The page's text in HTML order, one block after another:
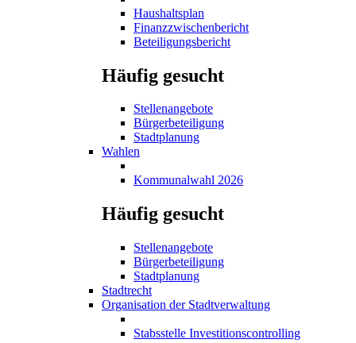
Haushaltsplan
Finanzzwischenbericht
Beteiligungsbericht
Häufig gesucht
Stellenangebote
Bürgerbeteiligung
Stadtplanung
Wahlen
Kommunalwahl 2026
Häufig gesucht
Stellenangebote
Bürgerbeteiligung
Stadtplanung
Stadtrecht
Organisation der Stadtverwaltung
Stabsstelle Investitionscontrolling